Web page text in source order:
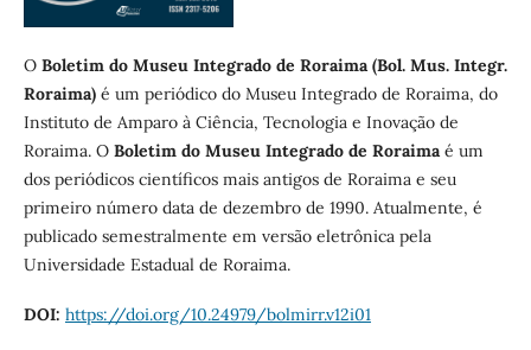
O Boletim do Museu Integrado de Roraima (Bol. Mus. Integr.
Roraima) é um periódico do Museu Integrado de Roraima, do
Instituto de Amparo à Ciência, Tecnologia e Inovação de
Roraima. O Boletim do Museu Integrado de Roraimaé um
dos periódicos científicos mais antigos de Roraima e seu
primeiro número data de dezembro de 1990. Atualmente, é
publicado semestralmente em versão eletrônica pela
Universidade Estadual de Roraima.
DOI: https://doi.org/10.24979/bolmirr.v12i01